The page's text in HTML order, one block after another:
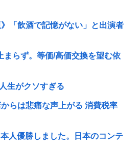
「飲酒で記憶がない」と出演者
まらず。等価/高価交換を望む依
生がクソすぎる
らは悲痛な声上がる 消費税率
人優勝しました。日本のコンテ